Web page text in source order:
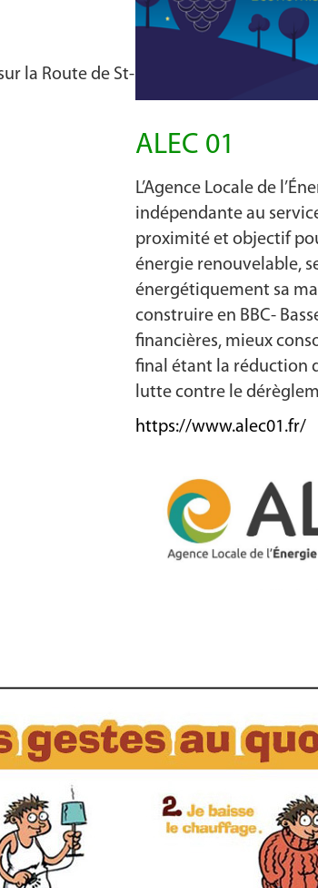
la Route de St-
ALEC 01
L’Agence Locale de
indépendante au
proximité et objectif
énergie renouvelable,
énergétiquement sa
construire en BBC-
financières, mieux
final étant la réduction
lutte contre le
https://www.alec01.fr/